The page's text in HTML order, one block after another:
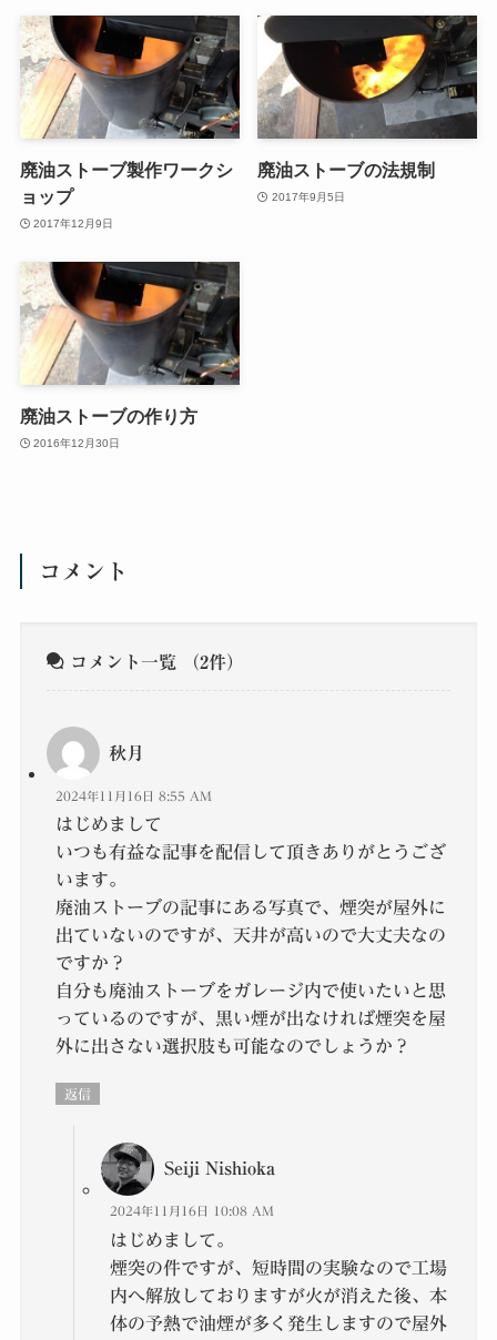
廃油ストーブ製作ワークシ
ョップ
2017年12月9日
廃油ストーブの法規制
2017年9月5日
廃油ストーブの作り方
2016年12月30日
コメント
コメント一覧 （2件）
秋月
2024年11月16日 8:55 AM
はじめまして
いつも有益な記事を配信して頂きありがとうござ
います。
廃油ストーブの記事にある写真で、煙突が屋外に
出ていないのですが、天井が高いので大丈夫なの
ですか？
自分も廃油ストーブをガレージ内で使いたいと思
っているのですが、黒い煙が出なければ煙突を屋
外に出さない選択肢も可能なのでしょうか？
返信
Seiji Nishioka
2024年11月16日 10:08 AM
はじめまして。
煙突の件ですが、短時間の実験なので工場
内へ解放しておりますが火が消えた後、本
体の予熱で油煙が多く発生しますので屋外